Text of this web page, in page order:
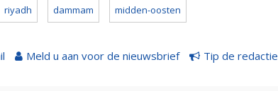
riyadh dammam midden-oosten
Meld u aan voor de nieuwsbrief Tip de redactie